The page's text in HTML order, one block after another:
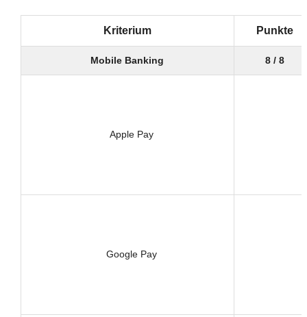
Kriterium Punkte
Mobile Banking 8 / 8
Apple Pay
Google Pay